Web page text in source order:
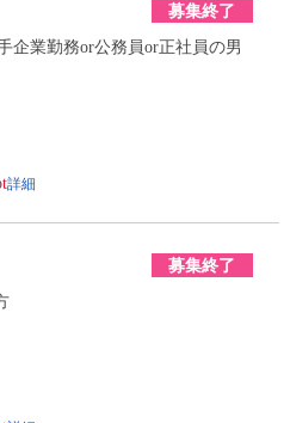
募集終了
企業勤務or公務員or正社員の男
詳細
募集終了